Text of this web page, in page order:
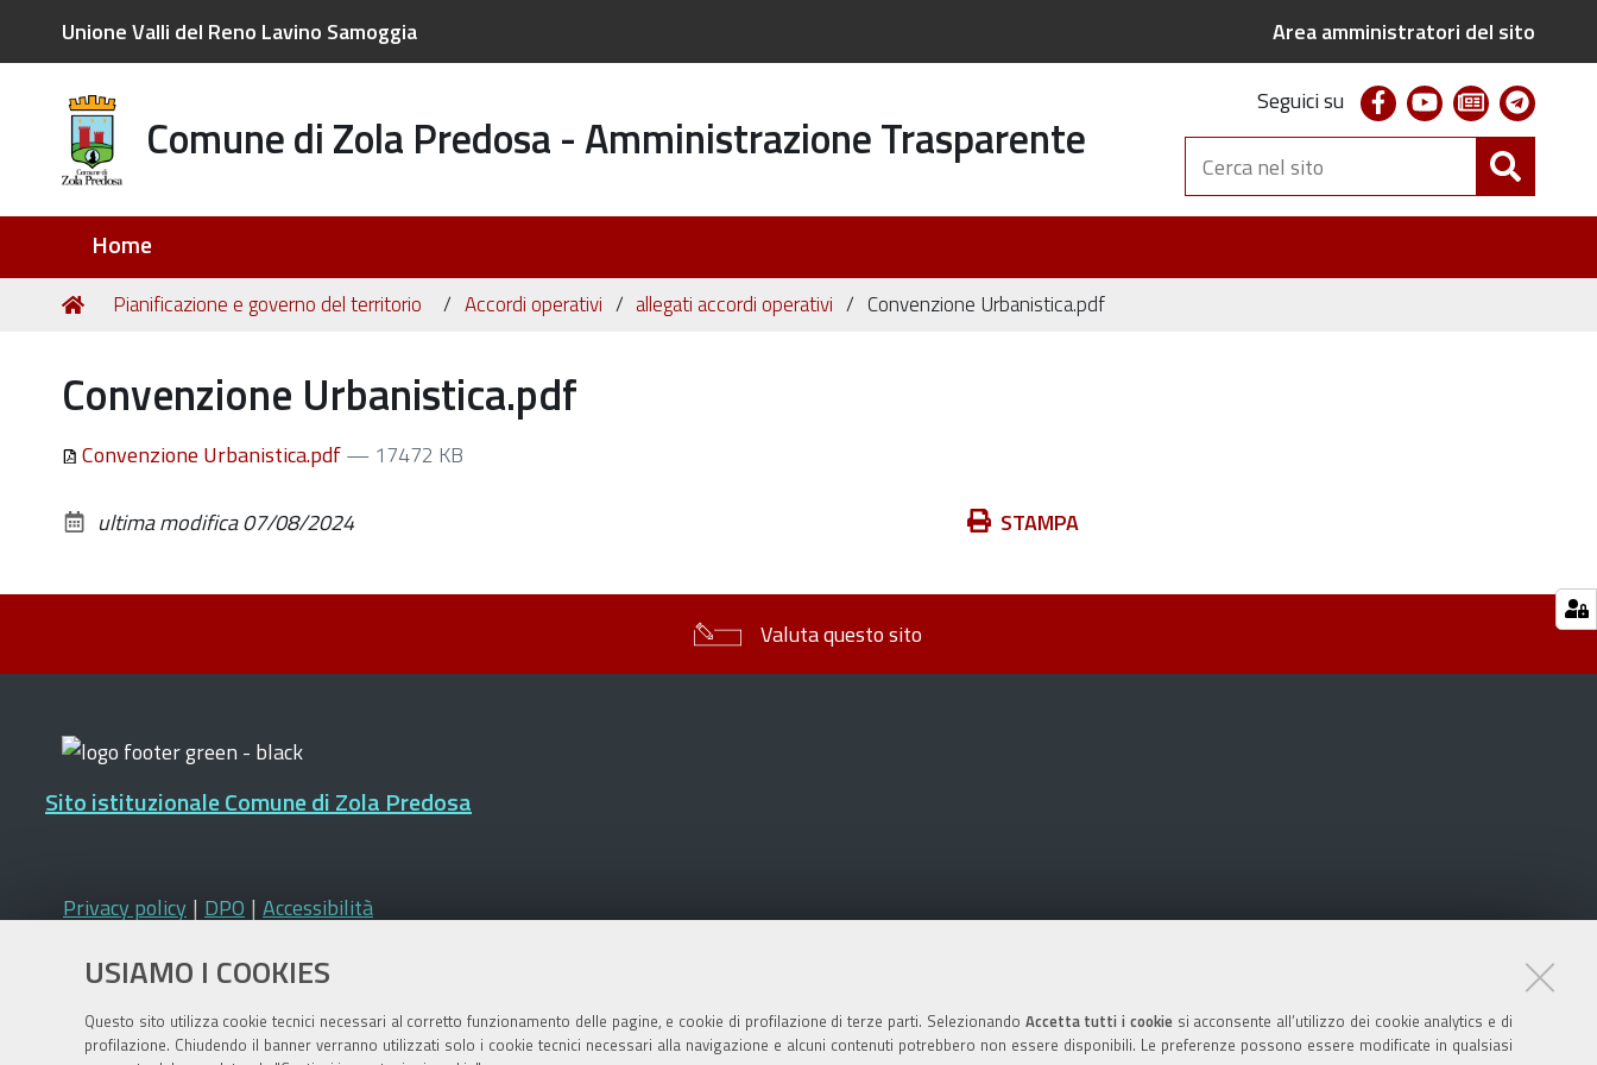
USIAMO I COOKIES
Questo sito utilizza cookie tecnici necessari al corretto funzionamento delle pagine, e cookie di profilazione di terze parti. Selezionando Accetta tutti i cookiesi acconsente all’utilizzo dei cookie analytics e di
profilazione. Chiudendo il banner verranno utilizzati solo i cookie tecnici necessari alla navigazione e alcuni contenuti potrebbero non essere disponibili. Le preferenze possono essere modificate in qualsiasi
Unione Valli del Reno Lavino Samoggia Area amministratori del sito
Comune di Zola Predosa - Amministrazione Trasparente
Seguici su facebookyoutubenewsletter
Cerca
nel
sito
Home
Tu
Home
Pianificazione e governo del territorio Accordi operativi allegati accordi operativi Convenzione Urbanistica.pdf
Convenzione Urbanistica.pdf
Convenzione Urbanistica.pdf— 17472 KB
Azioni STAMPA
ultima modifica07/08/2024
Valuta questo sito
Sito istituzionale Comune di Zola Predosa
Privacy policy | DPO | Accessibilità